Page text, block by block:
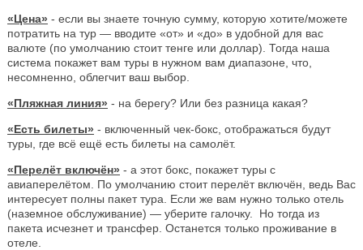
«Цена» - если вы знаете точную сумму, которую хотите/можете
потратить на тур — вводите «от» и «до» в удобной для вас
валюте (по умолчанию стоит тенге или доллар). Тогда наша
система покажет вам туры в нужном вам диапазоне, что,
несомненно, облегчит ваш выбор.
«Пляжная линия» - на берегу? Или без разница какая?
«Есть билеты» - включенный чек-бокс, отображаться будут
туры, где всё ещё есть билеты на самолёт.
«Перелёт включён» - а этот бокс, покажет туры с
авиаперелётом. По умолчанию стоит перелёт включён, ведь Вас
интересует полны пакет тура. Если же вам нужно только отель
(наземное обслуживание) — уберите галочку. Но тогда из
пакета исчезнет и трансфер. Останется только проживание в
отеле.